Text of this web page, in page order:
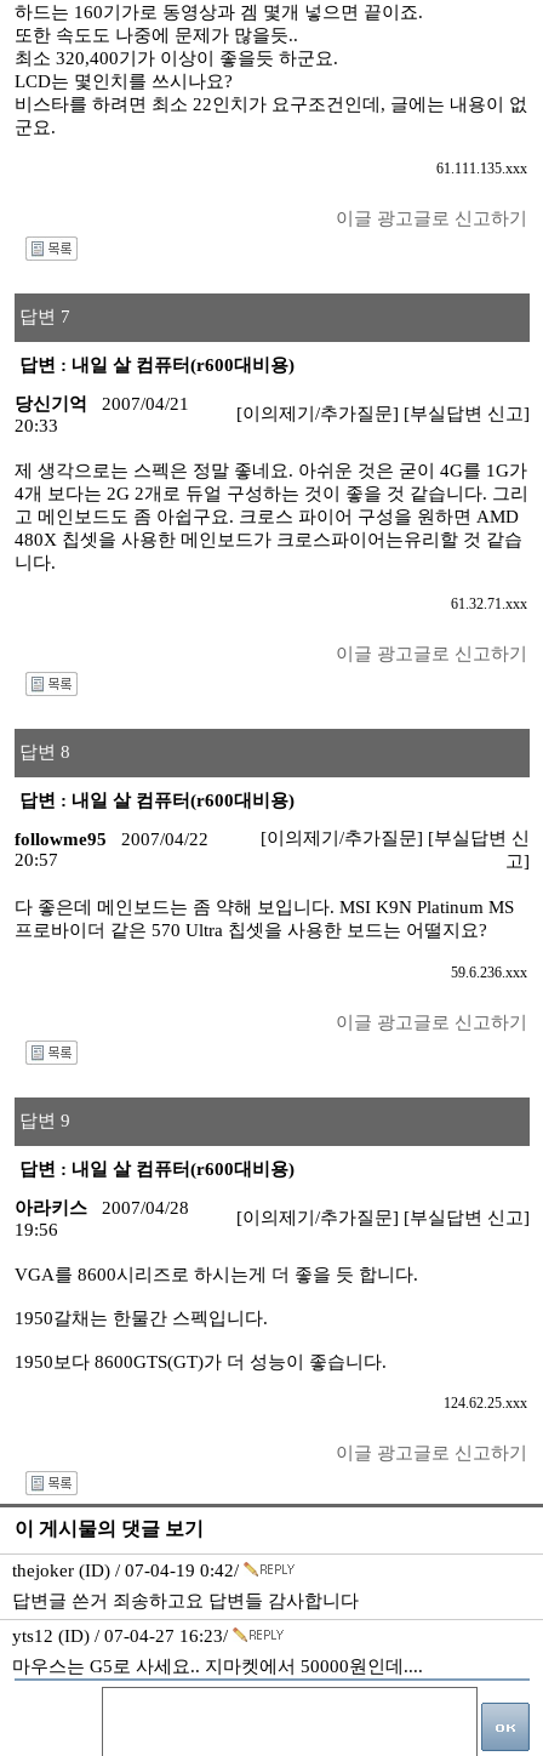
하드는 160기가로 동영상과 겜 몇개 넣으면 끝이죠.
또한 속도도 나중에 문제가 많을듯..
최소 320,400기가 이상이 좋을듯 하군요.
LCD는 몇인치를 쓰시나요?
비스타를 하려면 최소 22인치가 요구조건인데, 글에는 내용이 없
군요.
61.111.135.xxx
이글 광고글로 신고하기
답변 7
답변 : 내일 살 컴퓨터(r600대비용)
당신기억
2007/04/21
20:33
[이의제기/추가질문] [부실답변 신고]
제 생각으로는 스펙은 정말 좋네요. 아쉬운 것은 굳이 4G를 1G가
4개 보다는 2G 2개로 듀얼 구성하는 것이 좋을 것 같습니다. 그리
고 메인보드도 좀 아쉽구요. 크로스 파이어 구성을 원하면 AMD
480X 칩셋을 사용한 메인보드가 크로스파이어는유리할 것 같습
니다.
61.32.71.xxx
이글 광고글로 신고하기
답변 8
답변 : 내일 살 컴퓨터(r600대비용)
followme95
2007/04/22
20:57
[이의제기/추가질문] [부실답변 신
고]
다 좋은데 메인보드는 좀 약해 보입니다. MSI K9N Platinum MS
프로바이더 같은 570 Ultra 칩셋을 사용한 보드는 어떨지요?
59.6.236.xxx
이글 광고글로 신고하기
답변 9
답변 : 내일 살 컴퓨터(r600대비용)
아라키스
2007/04/28
19:56
[이의제기/추가질문] [부실답변 신고]
VGA를 8600시리즈로 하시는게 더 좋을 듯 합니다.
1950갈채는 한물간 스펙입니다.
1950보다 8600GTS(GT)가 더 성능이 좋습니다.
124.62.25.xxx
이글 광고글로 신고하기
이 게시물의 댓글 보기
thejoker (ID) / 07-04-19 0:42/
답변글 쓴거 죄송하고요 답변들 감사합니다
yts12 (ID) / 07-04-27 16:23/
마우스는 G5로 사세요.. 지마켓에서 50000원인데....